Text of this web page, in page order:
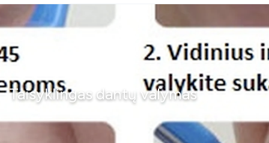
Taisyklingas dantų valymas